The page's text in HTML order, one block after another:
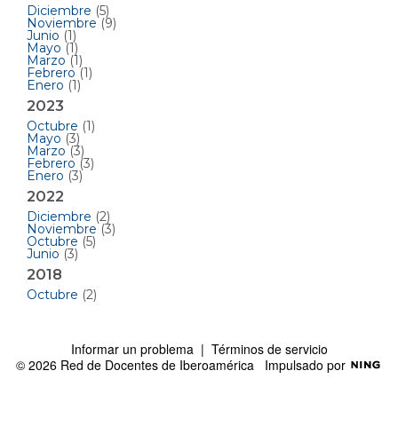
Diciembre (5)
Noviembre(9)
Junio (1)
Mayo (1)
Marzo(1)
Febrero (1)
Enero (1)
2023
Octubre (1)
Mayo (3)
Marzo(3)
Febrero (3)
Enero (3)
2022
Diciembre (2)
Noviembre(3)
Octubre (5)
Junio (3)
2018
Octubre (2)
Informar un problema | Términos de servicio
© 2026 Red de Docentes de Iberoamérica Impulsado por